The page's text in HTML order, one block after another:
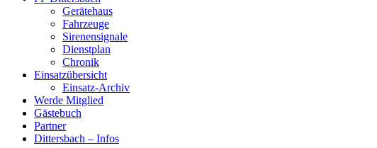
Gerätehaus
Fahrzeuge
Sirenensignale
Dienstplan
Chronik
Einsatzübersicht
Einsatz-Archiv
Werde Mitglied
Gästebuch
Partner
Dittersbach – Infos